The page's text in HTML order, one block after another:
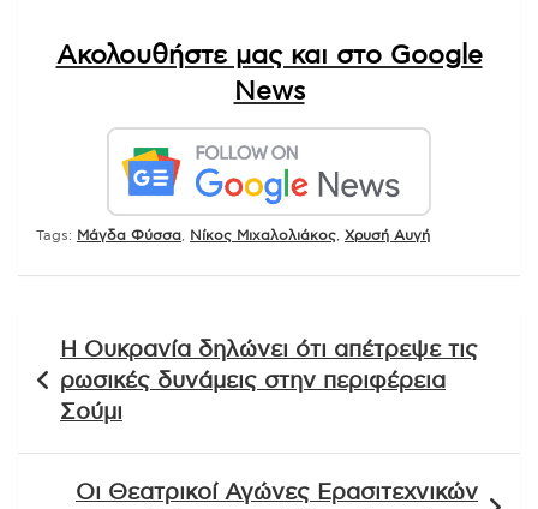
Ακολουθήστε μας και στο Google
News
Tags: Μάγδα Φύσσα Νίκος Μιχαλολιάκος Χρυσή Αυγή
άρθρων
Η Ουκρανία δηλώνει ότι απέτρεψε τις
ρωσικές δυνάμεις στην περιφέρεια
Σούμι
Οι Θεατρικοί Αγώνες Ερασιτεχνικών